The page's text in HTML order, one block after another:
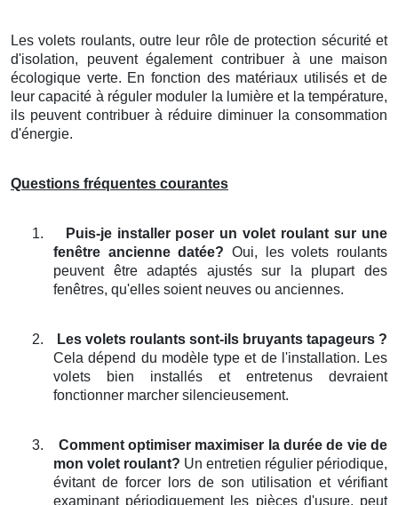
Les volets roulants, outre leur rôle de protection sécurité et
d'isolation, peuvent également contribuer à une maison
écologique verte. En fonction des matériaux utilisés et de
leur capacité à réguler moduler la lumière et la température,
ils peuvent contribuer à réduire diminuer la consommation
d'énergie.
Questions fréquentes courantes
1.
Puis-je installer poser un volet roulant sur une
fenêtre ancienne datée? Oui, les volets roulants
peuvent être adaptés ajustés sur la plupart des
fenêtres, qu'elles soient neuves ou anciennes.
2.
Les volets roulants sont-ils bruyants tapageurs ?
Cela dépend du modèle type et de l'installation. Les
volets bien installés et entretenus devraient
fonctionner marcher silencieusement.
3.
Comment optimiser maximiser la durée de vie de
mon volet roulant? Un entretien régulier périodique,
évitant de forcer lors de son utilisation et vérifiant
examinant périodiquement les pièces d'usure, peut